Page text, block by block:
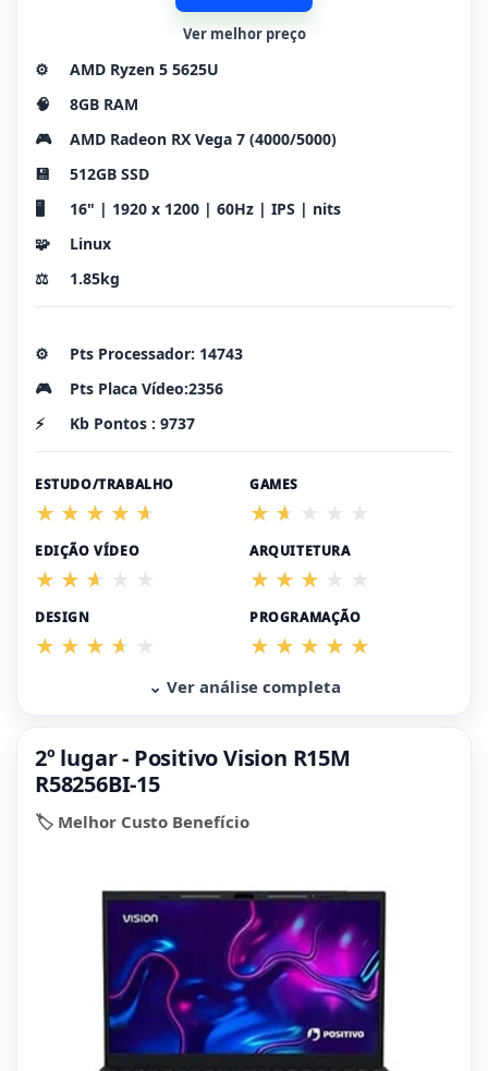
Ver melhor preço
⚙️
AMD Ryzen 5 5625U
🧠
8GB RAM
🎮
AMD Radeon RX Vega 7 (4000/5000)
💾
512GB SSD
🖥️
16" | 1920 x 1200 | 60Hz | IPS | nits
🧩
Linux
⚖️
1.85kg
⚙️
Pts Processador: 14743
🎮
Pts Placa Vídeo:2356
⚡
Kb Pontos : 9737
ESTUDO/TRABALHO GAMES
EDIÇÃO VÍDEO ARQUITETURA
DESIGN PROGRAMAÇÃO
⌄ Ver análise completa
2º lugar - Positivo Vision R15M
R58256BI-15
🏷️ Melhor Custo Benefício